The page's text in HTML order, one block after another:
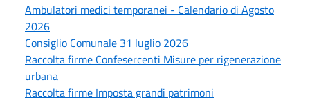
Ambulatori medici temporanei - Calendario di Agosto
2026
Consiglio Comunale 31 luglio 2026
Raccolta firme Confesercenti Misure per rigenerazione
urbana
Raccolta firme Imposta grandi patrimoni